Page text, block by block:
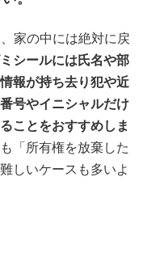
家の中には絶対に戻
シールには氏名や部
報が持ち去り犯や近
号やイニシャルだけ
ことをおすすめしま
「所有権を放棄した
しいケースも多いよ